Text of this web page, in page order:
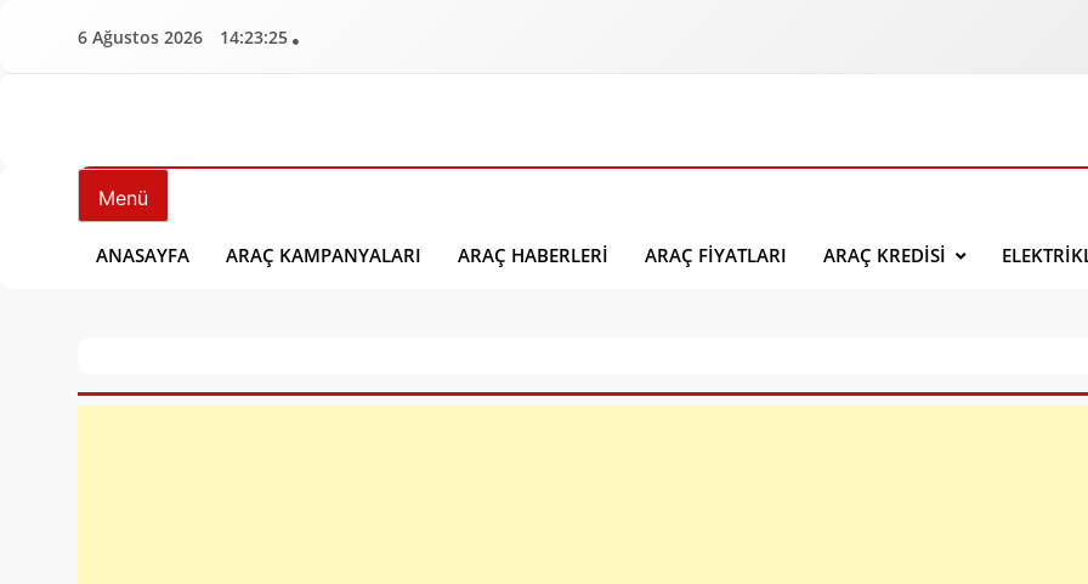
6 Ağustos 2026 14:23:26
Menü
ANASAYFA ARAÇ KAMPANYALARI ARAÇ HABERLERI ARAÇ FIYATLARI ARAÇ KREDISI